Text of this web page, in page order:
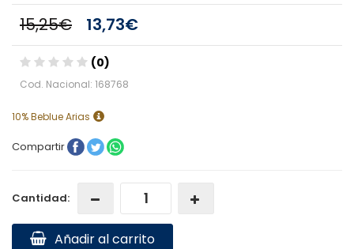
15,25€ 13,73€
(0)
Cod. Nacional: 168768
10% Beblue Arias
Compartir
Cantidad:
Añadir al carrito